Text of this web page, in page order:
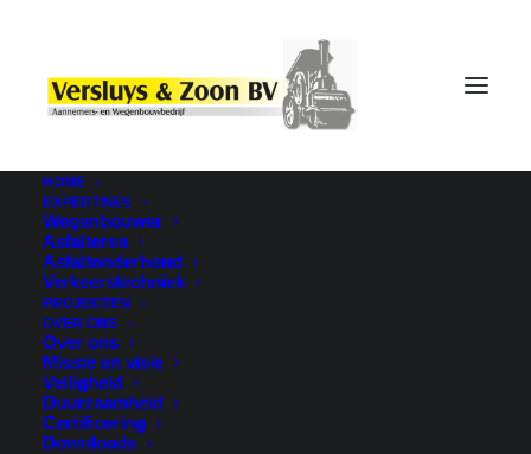
HOME
EXPERTISES
Wegenbouwer
Asfalteren
Asfaltonderhoud
Verkeerstechniek
PROJECTEN
OVER ONS
Over ons
Missie en visie
Veiligheid
Duurzaamheid
Certificering
Downloads
Uncategorized